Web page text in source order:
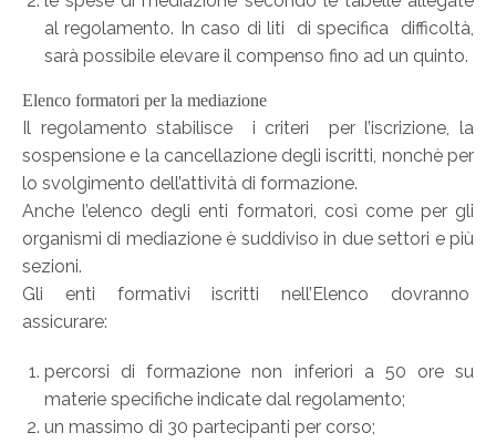
al regolamento. In caso di liti di specifica difficoltà,
sarà possibile elevare il compenso fino ad un quinto.
Elenco formatori per la mediazione
Il regolamento stabilisce i criteri per l’iscrizione, la
sospensione e la cancellazione degli iscritti, nonchè per
lo svolgimento dell’attività di formazione.
Anche l’elenco degli enti formatori, così come per gli
organismi di mediazione è suddiviso in due settori e più
sezioni.
Gli enti formativi iscritti nell’Elenco dovranno
assicurare:
percorsi di formazione non inferiori a 50 ore su
materie specifiche indicate dal regolamento;
un massimo di 30 partecipanti per corso;